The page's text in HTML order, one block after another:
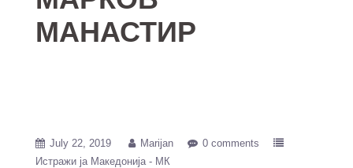
МАНАСТИР
July 22, 2019 Marijan
0 comments
Истражи ја Македонија - МК